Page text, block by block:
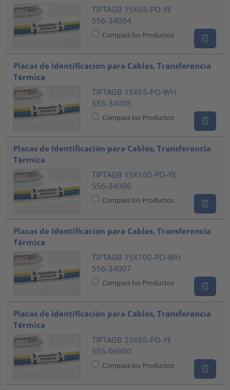
TIPTAGB 15X65-PO-YE
556-34004
Compara los Productos
Placas de Identificación para Cables, Transferencia
Térmica
TIPTAGB 15X65-PO-WH
556-34005
Compara los Productos
Placas de Identificación para Cables, Transferencia
Térmica
TIPTAGB 15X100-PO-YE
556-34006
Compara los Productos
Placas de Identificación para Cables, Transferencia
Térmica
TIPTAGB 15X100-PO-WH
556-34007
Compara los Productos
Placas de Identificación para Cables, Transferencia
Térmica
TIPTAGB 25X65-PO-YE
556-06000
Compara los Productos